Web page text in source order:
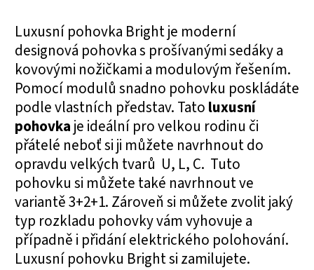
Luxusní pohovka Bright je moderní
designová pohovka s prošívanými sedáky a
kovovými nožičkami a modulovým řešením.
Pomocí modulů snadno pohovku poskládáte
podle vlastních představ. Tato luxusní
pohovka je ideální pro velkou rodinu či
přátelé neboť si ji můžete navrhnout do
opravdu velkých tvarů U, L, C. Tuto
pohovku si můžete také navrhnout ve
variantě 3+2+1. Zároveň si můžete zvolit jaký
typ rozkladu pohovky vám vyhovuje a
případně i přidání elektrického polohování.
Luxusní pohovku Bright si zamilujete.